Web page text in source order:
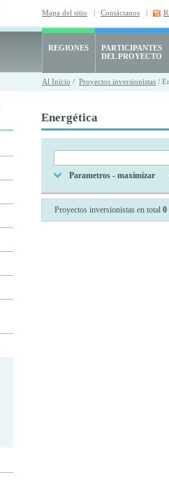
Mapa del sitio | Contáctanos |
REGIONES
PARTICIPANTES
DEL PROYECTO
Al Inicio / Proyectos inversionistas /
Energética
Parametros - maximizar
Proyectos inversionistas en total 0